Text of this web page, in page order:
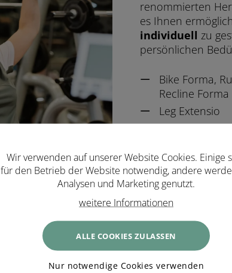
renommierten
es Ihnen
individuell zu
persönlichen
Bike Forma,
Recline Forma
Leg Extensio
Shoulder
Waagrechte
Lower Back
AB Crunch
Unica Evolution
Cybex
Freie
Sprossenwand
Wir verwenden auf unserer Website Cookies. Einige
für den Betrieb der Website notwendig, andere
Analysen und Marketing genutzt.
weitere Informationen
ALLE COOKIES ZULASSEN
Nur notwendige Cookies verwenden